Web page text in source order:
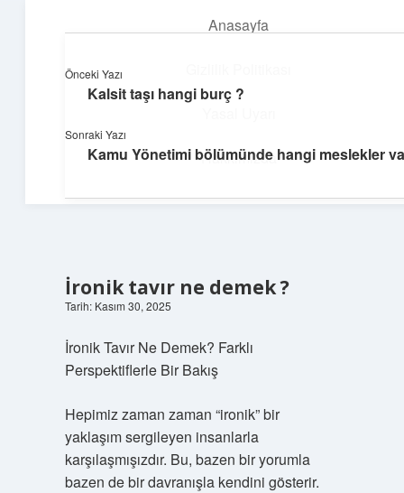
Anasayfa
Hakkımızda
Pratik Çözüm Rehberi
Hayatını kolaylaştıran zekice fikirler!
İronik tavır ne demek ?
Tarih: Kasım 30, 2025
İronik Tavır Ne Demek? Farklı
Perspektiflerle Bir Bakış
Hepimiz zaman zaman “ironik” bir
yaklaşım sergileyen insanlarla
karşılaşmışızdır. Bu, bazen bir yorumla
bazen de bir davranışla kendini gösterir.
Önceki Yazı
Kalsit taşı hangi burç ?
Sonraki Yazı
Kamu Yönetimi bölümünde hangi meslekler